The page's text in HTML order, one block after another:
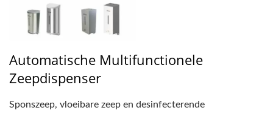
Automatische Multifunctionele
Zeepdispenser
Sponszeep, vloeibare zeep en desinfecterende